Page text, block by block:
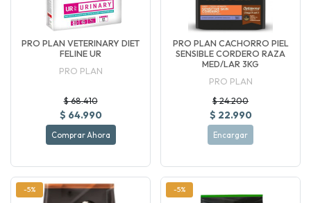
PRO PLAN VETERINARY DIET
FELINE UR
PRO PLAN
$ 68.410
$ 64.990
Comprar Ahora
PRO PLAN CACHORRO PIEL
SENSIBLE CORDERO RAZA
MED/LAR 3KG
PRO PLAN
$ 24.200
$ 22.990
Encargar
-5% -5%